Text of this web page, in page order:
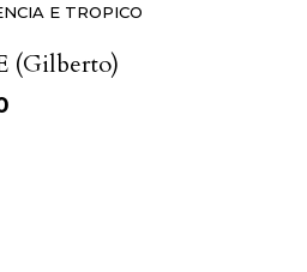
E TROPICO
(Gilberto)